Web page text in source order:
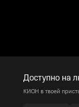
Доступно на
КИОН в твоей